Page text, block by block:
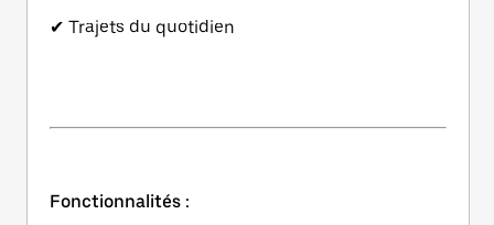
✔ Trajets du quotidien
Fonctionnalités :